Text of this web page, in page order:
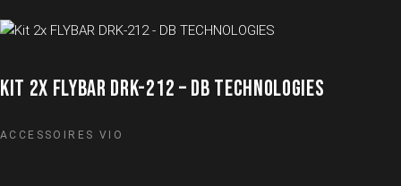
KIT 2X FLYBAR DRK-212 – DB TECHNOLOGIES
ACCESSOIRES VIO